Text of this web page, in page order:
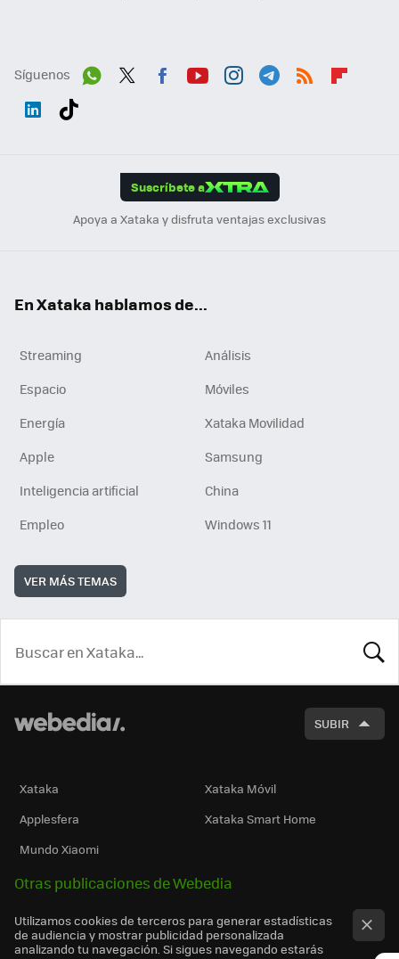
Síguenos
Suscríbete a
Apoya a Xataka y disfruta ventajas exclusivas
En Xataka hablamos de...
Streaming
Análisis
Espacio
Móviles
Energía
Xataka Movilidad
Apple
Samsung
Inteligencia artificial
China
Empleo
Windows 11
VER MÁS TEMAS
SUBIR
Xataka
Xataka Móvil
Applesfera
Xataka Smart Home
Mundo Xiaomi
Otras publicaciones de Webedia
Utilizamos cookies de terceros para generar estadísticas
de audiencia y mostrar publicidad personalizada
analizando tu navegación. Si sigues navegando estarás